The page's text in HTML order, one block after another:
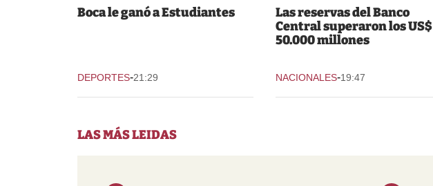
Boca le ganó a Estudiantes
DEPORTES-21:29
Las reservas del Banco
Central superaron los US$
50.000 millones
NACIONALES-19:47
LAS MÁS LEIDAS